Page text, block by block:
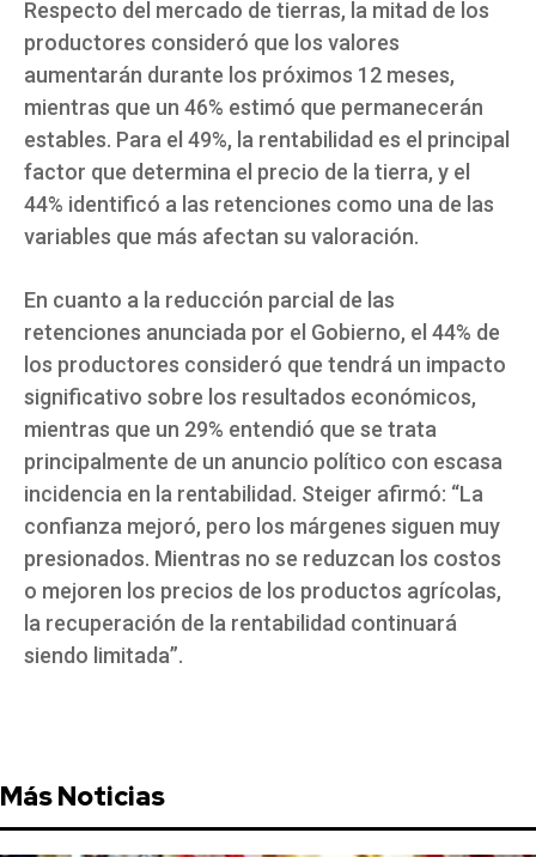
Respecto del mercado de tierras, la mitad de los
productores consideró que los valores
aumentarán durante los próximos 12 meses,
mientras que un 46% estimó que permanecerán
estables. Para el 49%, la rentabilidad es el principal
factor que determina el precio de la tierra, y el
44% identificó a las retenciones como una de las
variables que más afectan su valoración.
En cuanto a la reducción parcial de las
retenciones anunciada por el Gobierno, el 44% de
los productores consideró que tendrá un impacto
significativo sobre los resultados económicos,
mientras que un 29% entendió que se trata
principalmente de un anuncio político con escasa
incidencia en la rentabilidad. Steiger afirmó: “La
confianza mejoró, pero los márgenes siguen muy
presionados. Mientras no se reduzcan los costos
o mejoren los precios de los productos agrícolas,
la recuperación de la rentabilidad continuará
siendo limitada”.
Más Noticias